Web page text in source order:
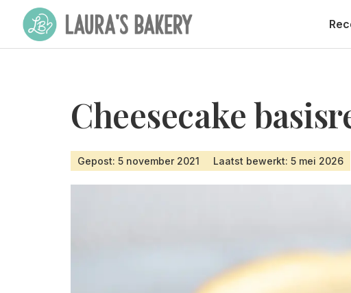
Cheesecake
Gepost: 5 november 2021 Laatst bewerkt: 5 mei 2026